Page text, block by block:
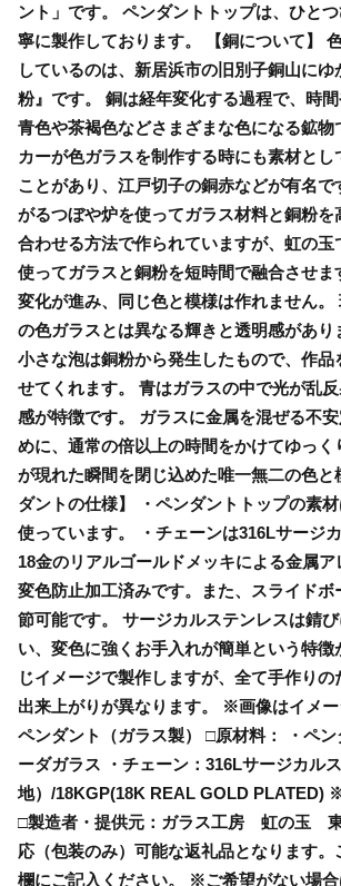
ント」です。 ペンダントトップは、ひと
寧に製作しております。 【銅について】
しているのは、新居浜市の旧別子銅山にゆ
粉』です。 銅は経年変化する過程で、時
青色や茶褐色などさまざまな色になる鉱物
カーが色ガラスを制作する時にも素材とし
ことがあり、江戸切子の銅赤などが有名で
がるつぼや炉を使ってガラス材料と銅粉を
合わせる方法で作られていますが、虹の玉
使ってガラスと銅粉を短時間で融合させま
変化が進み、同じ色と模様は作れません。
の色ガラスとは異なる輝きと透明感があり
小さな泡は銅粉から発生したもので、作品
せてくれます。 青はガラスの中で光が乱
感が特徴です。 ガラスに金属を混ぜる不
めに、通常の倍以上の時間をかけてゆっく
が現れた瞬間を閉じ込めた唯一無二の色と
ダントの仕様】 ・ペンダントトップの素
使っています。 ・チェーンは316Lサージ
18金のリアルゴールドメッキによる金属ア
変色防止加工済みです。また、スライドボ
節可能です。 サージカルステンレスは錆
い、変色に強くお手入れが簡単という特
じイメージで製作しますが、全て手作り
出来上がりが異なります。 ※画像はイメー
ペンダント（ガラス製） □原材料： ・ペ
ーダガラス ・チェーン：316Lサージカル
地）/18KGP(18K REAL GOLD PLATED)
□製造者・提供元：ガラス工房 虹の玉
応（包装のみ）可能な返礼品となります。
欄にご記入ください。 ※ご希望がない場